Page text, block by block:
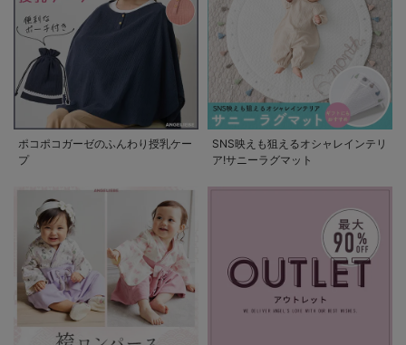
ポコポコガーゼのふんわり授乳ケー
プ
SNS映えも狙えるオシャレインテリ
ア!サニーラグマット